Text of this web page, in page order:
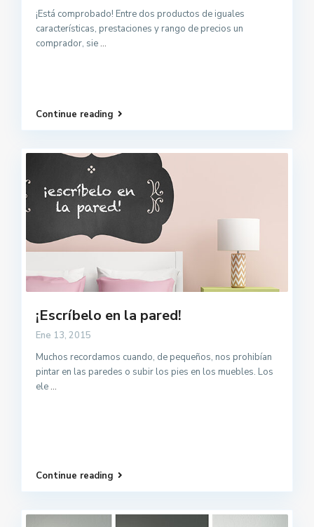
¡Está comprobado! Entre dos productos de iguales
características, prestaciones y rango de precios un
comprador, sie...
Continue reading
¡Escríbelo en la pared!
Ene 13, 2015
Muchos recordamos cuando, de pequeños, nos prohibían
pintar en las paredes o subir los pies en los muebles. Los
ele...
Continue reading